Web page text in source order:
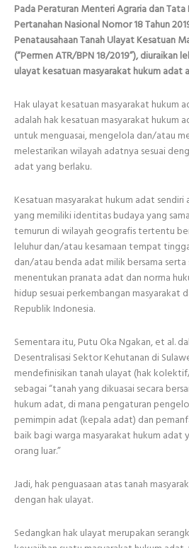
Pada Peraturan Menteri Agraria dan
Pertanahan Nasional Nomor 18 Tahun
Penatausahaan Tanah Ulayat Kesatuan
(“Permen ATR/BPN 18/2019”), diuraikan
ulayat kesatuan masyarakat hukum adat
Hak ulayat kesatuan masyarakat hukum
adalah hak kesatuan masyarakat hukum
untuk menguasai, mengelola dan/atau
melestarikan wilayah adatnya sesuai
adat yang berlaku.
Kesatuan masyarakat hukum adat
yang memiliki identitas budaya yang
temurun di wilayah geografis tertentu
leluhur dan/atau kesamaan tempat
dan/atau benda adat milik bersama serta
menentukan pranata adat dan norma
hidup sesuai perkembangan masyarakat
Republik Indonesia.
Sementara itu, Putu Oka Ngakan, et al.
Desentralisasi Sektor Kehutanan di
mendefinisikan tanah ulayat (hak
sebagai “tanah yang dikuasai secara
hukum adat, di mana pengaturan
pemimpin adat (kepala adat) dan
baik bagi warga masyarakat hukum adat
orang luar.”
Jadi, hak penguasaan atas tanah
dengan hak ulayat.
Sedangkan hak ulayat merupakan